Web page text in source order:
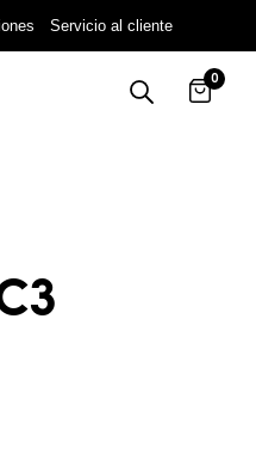
Servicio al cliente
0